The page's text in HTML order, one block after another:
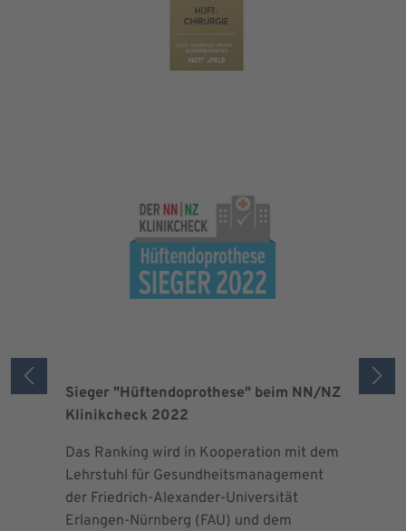
Sieger "Hüftendoprothese" beim NN/NZ
Klinikcheck 2022
Das Ranking wird in Kooperation mit dem
Lehrstuhl für Gesundheitsmanagement
der Friedrich-Alexander-Universität
Erlangen-Nürnberg (FAU) und dem